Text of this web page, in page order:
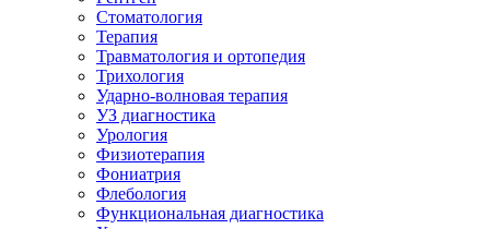
Стоматология
Терапия
Травматология и ортопедия
Трихология
Ударно-волновая терапия
УЗ диагностика
Урология
Физиотерапия
Фониатрия
Флебология
Функциональная диагностика